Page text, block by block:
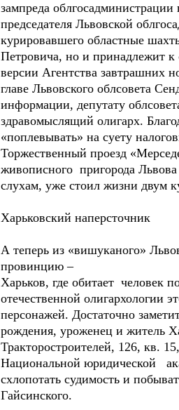
зампреда
председателя Львовской
курировавшего областные
Петровича, но и принадлежит
версии Агентства завтрашних
главе Львовского облсовета
информации, депутату
здравомыслящий олигарх.
«поплевывать» на суету
Торжественный проезд
живописного пригорода
слухам, уже стоил жизни двум
Харьковский наперсточник
А теперь из «вишуканого»
провинцию –
Харьков, где обитает человек
отечественной олигархологии
персонажей. Достаточно
рождения, уроженец и житель
Тракторостроителей, 126, кв.
Национальной юридической
схлопотать судимость и
Гайсинского.